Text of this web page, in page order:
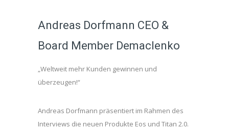
Andreas Dorfmann CEO &
Board Member Demaclenko
„Weltweit mehr Kunden gewinnen und
überzeugen!“
Andreas Dorfmann präsentiert im Rahmen des
Interviews die neuen Produkte Eos und Titan 2.0.